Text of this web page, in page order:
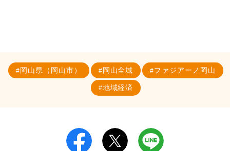
岡山県（岡山市） 岡山全域 ファジアーノ岡山
地域経済